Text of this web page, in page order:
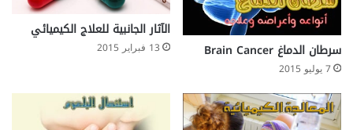
سرطان الدماغ Brain Cancer
7 يوليو 2015
الآثار الجانبية للعلاج الكيميائي
13 فبراير 2015